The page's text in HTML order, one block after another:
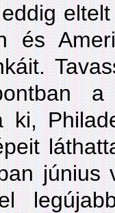
és
ki,
június